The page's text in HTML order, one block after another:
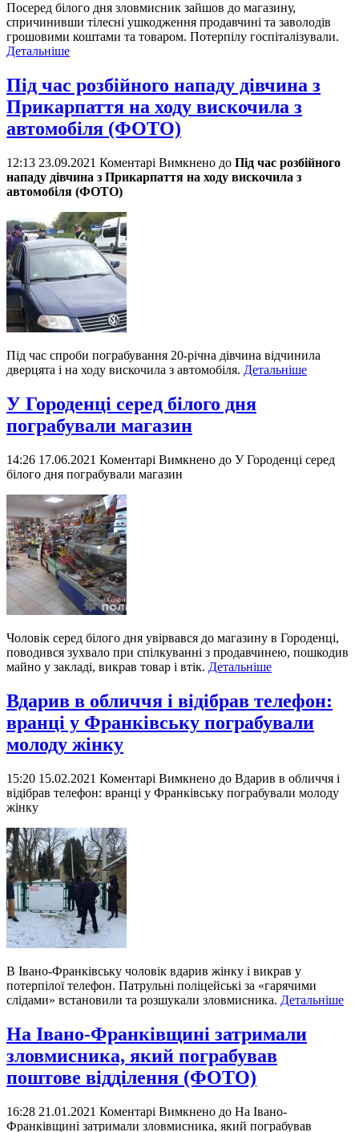
Посеред білого дня зловмисник зайшов до магазину,
спричинивши тілесні ушкодження продавчині та заволодів
грошовими коштами та товаром. Потерпілу госпіталізували.
Детальніше
Під час розбійного нападу дівчина з
Прикарпаття на ходу вискочила з
автомобіля (ФОТО)
12:13 23.09.2021 Коментарі Вимкнено до Під час розбійного
нападу дівчина з Прикарпаття на ходу вискочила з
автомобіля (ФОТО)
Під час спроби пограбування 20-річна дівчина відчинила
дверцята і на ходу вискочила з автомобіля. Детальніше
У Городенці серед білого дня
пограбували магазин
14:26 17.06.2021 Коментарі Вимкнено до У Городенці серед
білого дня пограбували магазин
Чоловік серед білого дня увірвався до магазину в Городенці,
поводився зухвало при спілкуванні з продавчинею, пошкодив
майно у закладі, викрав товар і втік. Детальніше
Вдарив в обличчя і відібрав телефон:
вранці у Франківську пограбували
молоду жінку
15:20 15.02.2021 Коментарі Вимкнено до Вдарив в обличчя і
відібрав телефон: вранці у Франківську пограбували молоду
жінку
В Івано-Франківську чоловік вдарив жінку і викрав у
потерпілої телефон. Патрульні поліцейські за «гарячими
слідами» встановили та розшукали зловмисника. Детальніше
На Івано-Франківщині затримали
зловмисника, який пограбував
поштове відділення (ФОТО)
16:28 21.01.2021 Коментарі Вимкнено до На Івано-
Франківщині затримали зловмисника, який пограбував